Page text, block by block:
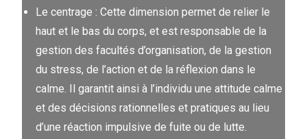
Le centrage : Cette dimension permet de relier le
haut et le bas du corps, et est responsable de la
gestion des facultés d’organisation, de la gestion
du stress, de l’action et de la réflexion dans le
calme. Il garantit ainsi à l’individu une attitude calme
et des décisions rationnelles et pratiques au lieu
d’une réaction impulsive de fuite ou de lutte.